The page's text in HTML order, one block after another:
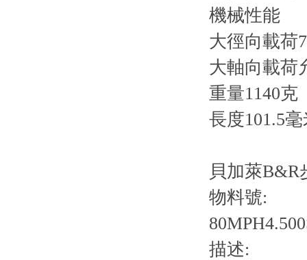
機械性能
大徑向載荷
大軸向載荷
重量1140克
長度101.5
貝加萊B&R
物料號:
描述: